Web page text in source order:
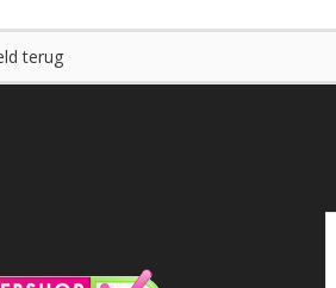
terug